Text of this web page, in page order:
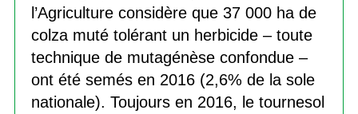
l’Agriculture considère que 37 000 ha de
colza muté tolérant un herbicide – toute
technique de mutagénèse confondue –
ont été semés en 2016 (2,6% de la sole
nationale). Toujours en 2016, le tournesol